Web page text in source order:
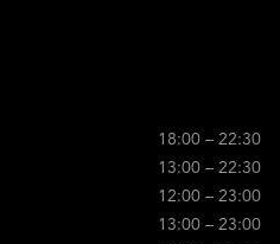
18:00 – 22:30
13:00 – 22:30
12:00 – 23:00
13:00 – 23:00